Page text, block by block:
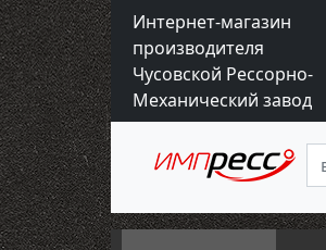
Интернет-магазин
производителя
Чусовской Рессорно-
Механический завод